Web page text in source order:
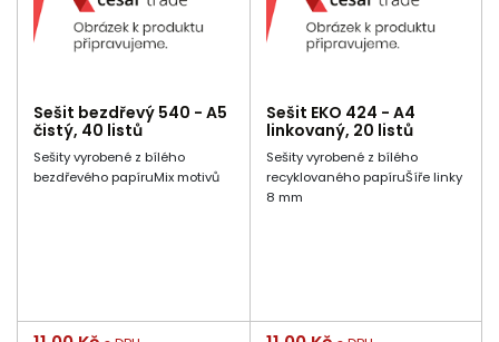
Sešit bezdřevý 540 - A5
čistý, 40 listů
Sešity vyrobené z bílého
bezdřevého papíruMix motivů
Sešit EKO 424 - A4
linkovaný, 20 listů
Sešity vyrobené z bílého
recyklovaného papíruŠíře linky
8 mm